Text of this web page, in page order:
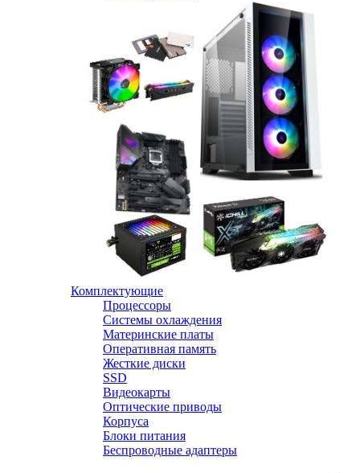
Комплектующие
Процессоры
Системы охлаждения
Материнские платы
Оперативная память
Жесткие диски
SSD
Видеокарты
Оптические приводы
Корпуса
Блоки питания
Беспроводные адаптеры